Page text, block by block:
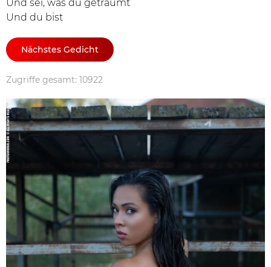
Und sei, was du geträumt
Und du bist
Nächstes Gedicht
Zugriffe gesamt: 10922